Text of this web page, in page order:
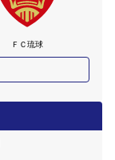
ＦＣ琉球